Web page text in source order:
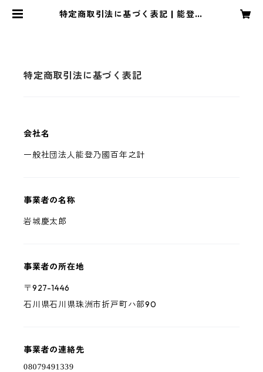
特定商取引法に基づく表記 | 能登乃
特定商取引法に基づく表記
会社名
一般社団法人能登乃國百年之計
事業者の名称
岩城慶太郎
事業者の所在地
〒927-1446
石川県石川県珠洲市折戸町ハ部90
事業者の連絡先